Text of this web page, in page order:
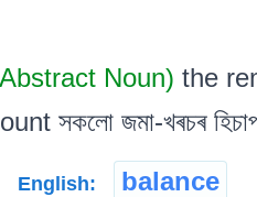
Noun) the
সকলো জমা-খৰচৰ
English: balance